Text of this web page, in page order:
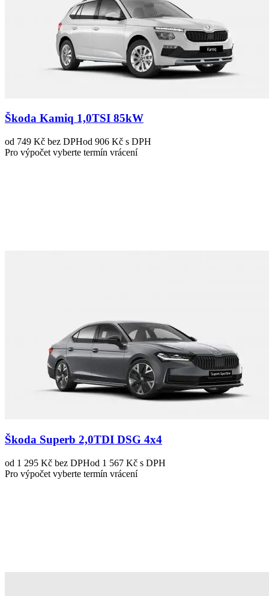
Škoda Kamiq 1,0TSI 85kW
od 749 Kč bez DPHod 906 Kč s DPH
Pro výpočet vyberte termín vrácení
Škoda Superb 2,0TDI DSG 4x4
od 1 295 Kč bez DPHod 1 567 Kč s DPH
Pro výpočet vyberte termín vrácení